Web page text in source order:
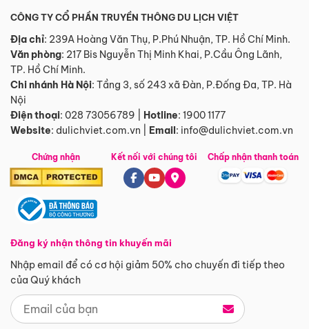
CÔNG TY CỔ PHẦN TRUYỀN THÔNG DU LỊCH VIỆT
Địa chỉ: 239A Hoàng Văn Thụ, P.Phú Nhuận, TP. Hồ Chí Minh.
Văn phòng: 217 Bis Nguyễn Thị Minh Khai, P.Cầu Ông Lãnh,
TP. Hồ Chí Minh.
Chi nhánh Hà Nội: Tầng 3, số 243 xã Đàn, P.Đống Đa, TP. Hà
Nội
Điện thoại: 028 73056789 Hotline: 1900 1177
Website: dulichviet.com.vn Email: info@dulichviet.com.vn
Chứng nhận
Đăng ký nhận thông tin khuyến mãi
Nhập email để có cơ hội giảm 50% cho chuyến đi tiếp theo
của Quý khách
Kết nối với chúng tôi Chấp nhận thanh toán